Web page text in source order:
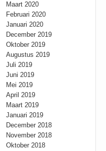
Maart 2020
Februari 2020
Januari 2020
December 2019
Oktober 2019
Augustus 2019
Juli 2019
Juni 2019
Mei 2019
April 2019
Maart 2019
Januari 2019
December 2018
November 2018
Oktober 2018